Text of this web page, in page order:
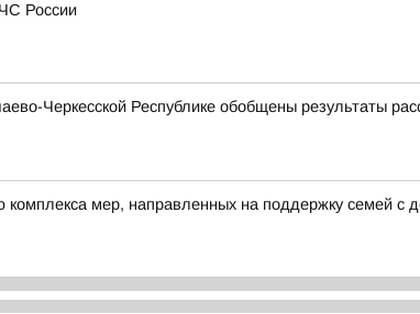
России
Черкесской Республике обобщены результаты
мер, направленных на поддержку семей с